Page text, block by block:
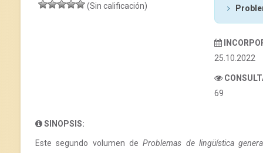
(Sin calificación)
25.10.2022
69
SINOPSIS:
Este segundo volumen deProblemas de lingüística